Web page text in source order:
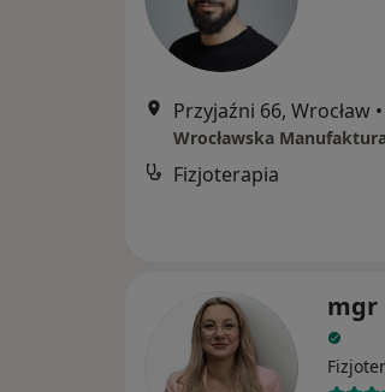
Przyjaźni 66, Wrocław •
Wrocławska
Fizjoterapia
mgr